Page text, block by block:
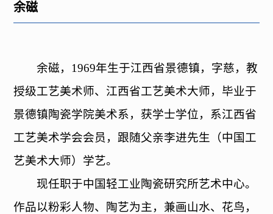
​余磁
余磁， 1969年生于江西省景德镇，字慈，教
授级工艺美术师、江西省工艺美术大师，毕业于
景德镇陶瓷学院美术系，获学士学位，系江西省
工艺美术学会会员，跟随父亲李进先生（中国工
艺美术大师）学艺。
现任职于中国轻工业陶瓷研究所艺术中心。
作品以粉彩人物、陶艺为主，兼画山水、花鸟，